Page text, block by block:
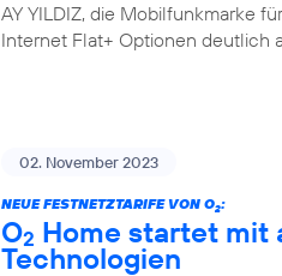
AY YILDIZ, die Mobilfunkmarke
Internet Flat+ Optionen deutlich
02. November 2023
NEUE FESTNETZTARIFE VON O2:
O2 Home startet mit
Technologien